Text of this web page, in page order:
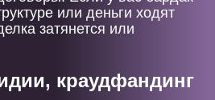
или деньги ходят
затянется или
краудфандинг